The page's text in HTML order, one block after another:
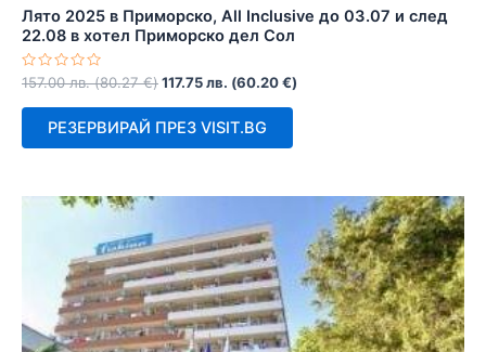
Лято 2025 в Приморско, All Inclusive до 03.07 и след
22.08 в хотел Приморско дел Сол
Оценено
0
157.00лв. (80.27€)117.75лв. (60.20€)
РЕЗЕРВИРАЙ ПРЕЗ VISIT.BG